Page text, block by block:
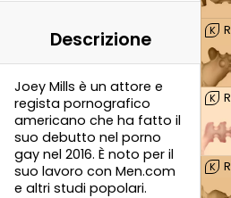
K
K
K
Descrizione
Joey Mills è un attore e
regista pornografico
americano che ha fatto il
suo debutto nel porno
gay nel 2016. È noto per il
suo lavoro con Men.com
e altri studi popolari.